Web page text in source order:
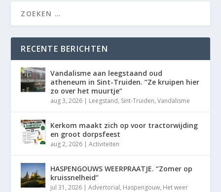
RECENTE BERICHTEN
Vandalisme aan leegstaand oud
atheneum in Sint-Truiden. “Ze kruipen hier
zo over het muurtje”
aug 3, 2026 | Leegstand, Sint-Truiden,Vandalisme
Kerkom maakt zich op voor tractorwijding
en groot dorpsfeest
aug 2, 2026 |Activiteiten
HASPENGOUWS WEERPRAATJE. “Zomer op
kruissnelheid”
jul 31, 2026 |Advertorial, Haspengouw, Het weer